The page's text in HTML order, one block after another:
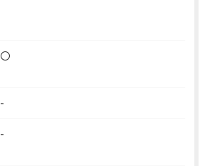
〇
-
-